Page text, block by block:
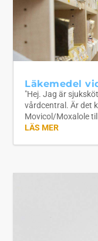
Läkemedel
"Hej. Jag är
vårdcentral. Är det
Movicol/Moxalole
LÄS MER